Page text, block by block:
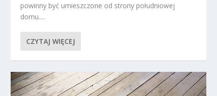
powinny być umieszczone od strony południowej
domu....
CZYTAJ WIĘCEJ